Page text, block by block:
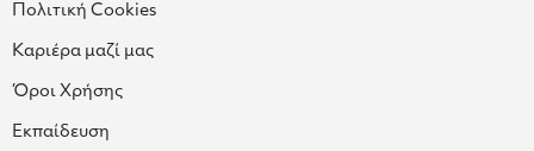
Πολιτική Cookies
Καριέρα μαζί μας
Όροι Χρήσης
Εκπαίδευση